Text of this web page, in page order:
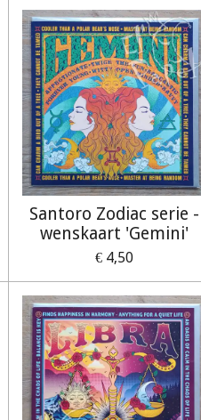
Santoro Zodiac serie -
wenskaart 'Gemini'
€ 4,50